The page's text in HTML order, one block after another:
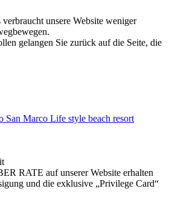
unsere Website weniger
gelangen Sie zurück auf die Seite, die
San Marco Life style beach resort
RATE auf unserer Website erhalten
und die exklusive „Privilege Card“